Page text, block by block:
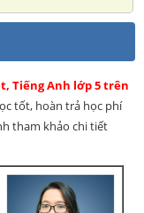
Tiếng Anh lớp 5 trên
tốt, hoàn trả học phí
tham khảo chi tiết